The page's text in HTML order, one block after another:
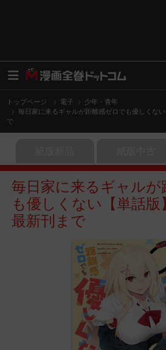
トップページ 電子
少年・青年
毎日家に来るギャルが距離感ゼロでも優しくな
で
毎日家に来るギャルが
も優しくない【単話版
最新刊まで